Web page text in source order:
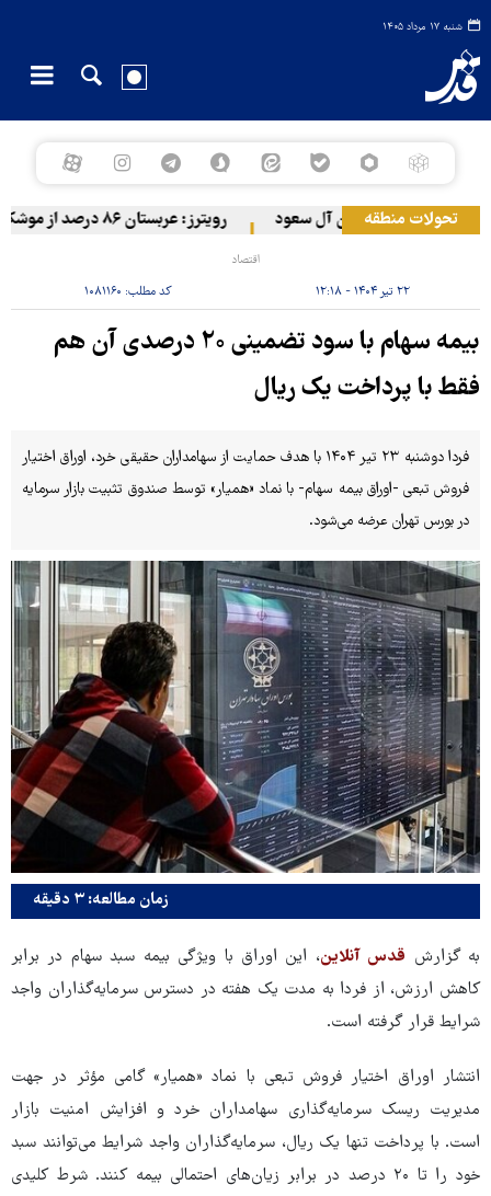
شنبه ۱۷ مرداد ۱۴۰۵
تحولات منطقه
به مواضع مزدوران آل سعود رویترز: عربستان ۸۶ درصد از موشک‌های پاتریوت خود را استفاده کرده است
اقتصاد
۲۲ تیر ۱۴۰۴ - ۱۲:۱۸ کد مطلب: ۱۰۸۱۱۶۰
بیمه سهام با سود تضمینی ۲۰ درصدی آن هم
فقط با پرداخت یک ریال
فردا دوشنبه ۲۳ تیر ۱۴۰۴ با هدف حمایت از سهامداران حقیقی خرد، اوراق اختیار
فروش تبعی -اوراق بیمه سهام- با نماد «همیار» توسط صندوق تثبیت بازار سرمایه
در بورس تهران عرضه می‌شود.
زمان مطالعه: ۳ دقیقه
به گزارش قدس آنلاین، این اوراق با ویژگی بیمه سبد سهام در برابر
کاهش ارزش، از فردا به مدت یک هفته در دسترس سرمایه‌گذاران واجد
شرایط قرار گرفته است.
انتشار اوراق اختیار فروش تبعی با نماد «همیار» گامی مؤثر در جهت
مدیریت ریسک سرمایه‌گذاری سهامداران خرد و افزایش امنیت بازار
است. با پرداخت تنها یک ریال، سرمایه‌گذاران واجد شرایط می‌توانند سبد
خود را تا ۲۰ درصد در برابر زیان‌های احتمالی بیمه کنند. شرط کلیدی